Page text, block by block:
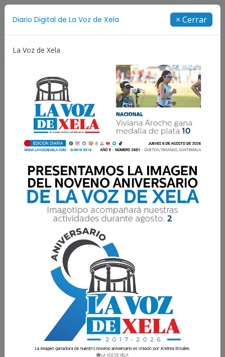
Diario Digital de La Voz de Xela × Cerrar
La Voz de Xela
Capturan a hombre en
Colomba cuando
conducía picop robado
La captura se registra en el municipio de
Colomba este lunes 28 de julio de 2025.
La Voz de Xela 28 Julio 2025 15:14